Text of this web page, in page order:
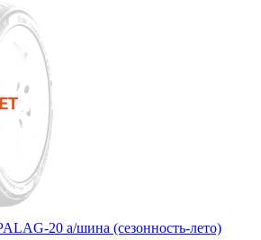
20 а/шина (сезонность-лето)